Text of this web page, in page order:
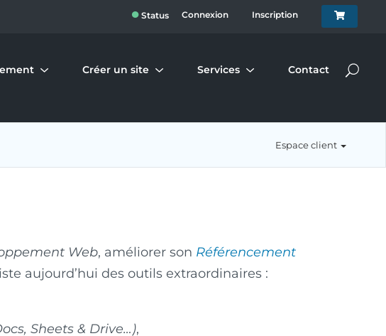
Inscription
Connexion
● Status
Créer un site Services Contact
Espace client
Web, améliorer son Référencement
aujourd’hui des outils extraordinaires :
Sheets & Drive…),